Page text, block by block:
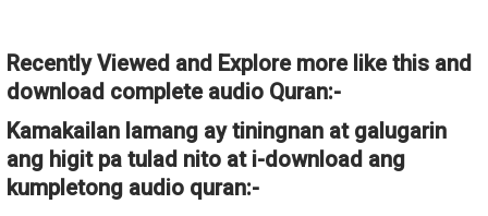
Recently Viewed and Explore more like this and
download complete audio Quran:-
Kamakailan lamang ay tiningnan at galugarin
ang higit pa tulad nito at i-download ang
kumpletong audio quran:-